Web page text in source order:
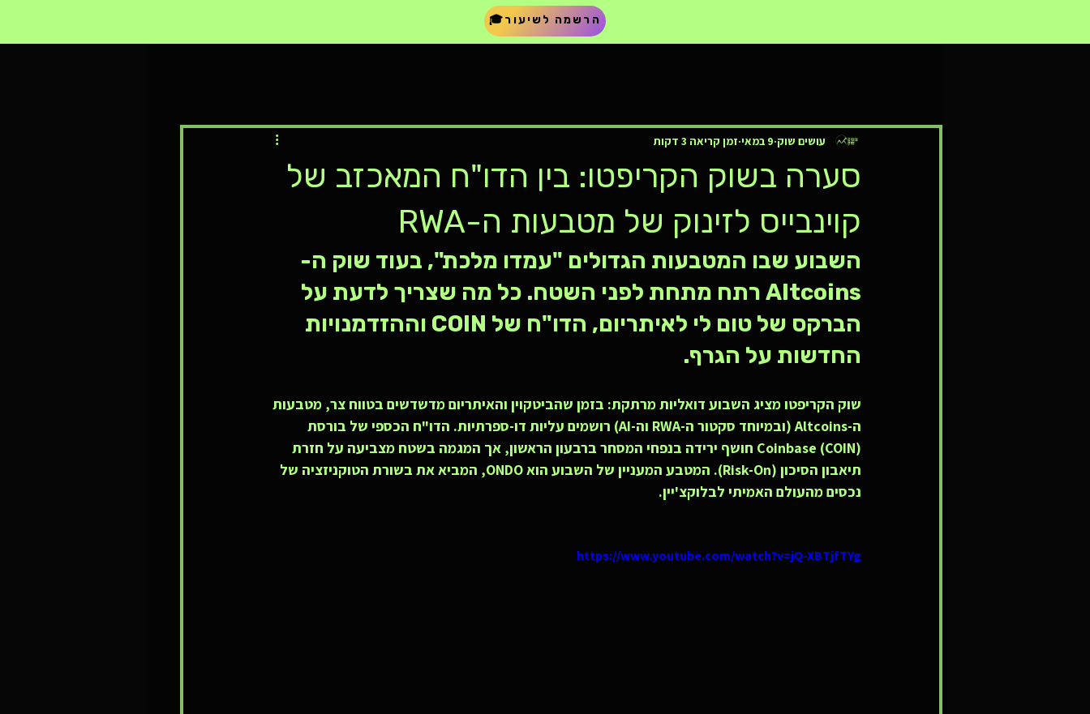
🎓הרשמה לשיעור
עולם הקריפטו והמטבעות הדיגיטליים השקעות בבורסת תל אביב שוק ההון, בינה מלאכותית, מניית AMD,
סערה בשוק הקריפטו: בין הדו"ח המאכזב של
קוינבייס לזינוק של מטבעות ה-RWA
עושים שוק 9 במאי זמן קריאה 3 דקות
השבוע שבו המטבעות הגדולים "עמדו מלכת", בעוד שוק ה-
Altcoins רתח מתחת לפני השטח. כל מה שצריך לדעת על
הברקס של טום לי לאיתריום, הדו"ח של COIN וההזדמנויות
החדשות על הגרף.
שוק הקריפטו מציג השבוע דואליות מרתקת: בזמן שהביטקוין והאיתריום מדשדשים בטווח צר, מטבעות
ה-Altcoins (ובמיוחד סקטור ה-RWA וה-AI) רושמים עליות דו-ספרתיות. הדו"ח הכספי של בורסת
Coinbase (COIN) חושף ירידה בנפחי המסחר ברבעון הראשון, אך המגמה בשטח מצביעה על חזרת
תיאבון הסיכון (Risk-On). המטבע המעניין של השבוע הוא ONDO, המביא את בשורת הטוקניזציה של
נכסים מהעולם האמיתי לבלוקצ'יין.
https://www.youtube.com/watch?v=jQ-XBTjfTYg